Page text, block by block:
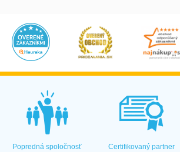
Popredná spoločnosť Certifikovaný partner